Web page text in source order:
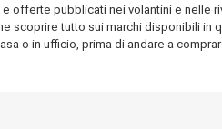
offerte pubblicati nei volantini e nelle
tutto sui marchi disponibili in
o in ufficio, prima di andare a